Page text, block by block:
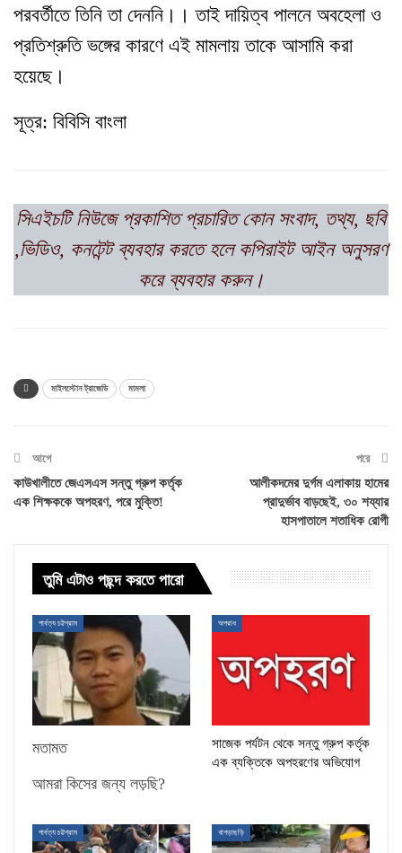
পরবর্তীতে তিনি তা দেননি।। তাই দায়িত্ব পালনে অবহেলা ও
প্রতিশ্রুতি ভঙ্গের কারণে এই মামলায় তাকে আসামি করা
হয়েছে।
সূত্র: বিবিসি বাংলা
সিএইচটি নিউজে প্রকাশিত প্রচারিত কোন সংবাদ, তথ্য, ছবি
,ভিডিও, কনটেন্ট ব্যবহার করতে হলে কপিরাইট আইন অনুসরণ
করে ব্যবহার করুন।
মাইলস্টোন ট্রাজেডি মামলা
আগে
কাউখালীতে জেএসএস সন্তু গ্রুপ কর্তৃক
এক শিক্ষককে অপহরণ, পরে মুক্তি!
পরে
আলীকদমের দুর্গম এলাকায় হামের
প্রাদুর্ভাব বাড়ছেই, ৩০ শয্যার
হাসপাতালে শতাধিক রোগী
তুমি এটাও পছন্দ করতে পারো
পার্বত্য চট্টগ্রাম
মতামত
আমরা কিসের জন্য লড়ছি?
অপরাধ
সাজেক পর্যটন থেকে সন্তু গ্রুপ কর্তৃক
এক ব্যক্তিকে অপহরণের অভিযোগ
পার্বত্য চট্টগ্রাম খাগড়াছড়ি